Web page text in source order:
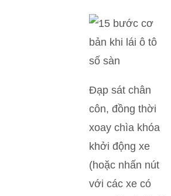
Đạp sát chân
côn, đồng thời
xoay chìa khóa
khởi động xe
(hoặc nhấn nút
với các xe có